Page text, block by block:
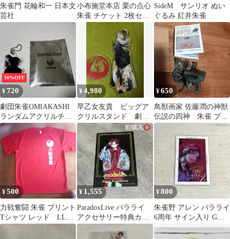
朱雀門 花輪和一 日本文
芸社
小布施堂本店 栗の点心
朱雀 チケット 2枚セッ
SideM サンリオ ぬい
ぐるみ 紅井朱雀
10%OFF
¥ 720
劇団朱雀OMIAKASHI
ランダムアクリルチャ
ーム「琉貴」
¥4,980
早乙女友貴 ビッグア
クリルスタンド 劇団
朱雀
¥650
鳥獣画家 佐藤潤の神獣
伝説の四神 朱雀 ブロ
ンズ調 ガチャ 海洋
¥500
力戦奮闘 朱雀 プリント
Tシャツ レッド LLサ
イズ
¥ 1,555
ParadoxLive パラライ
アクセサリー特典カー
ド 朱雀野 アレンver.
¥800
朱雀野 アレン パラライ
6周年 サイン入り Gプ
リ